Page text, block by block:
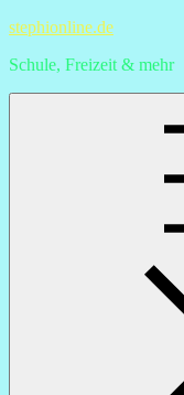
Skip
content
stephionline.de
Schule, Freizeit & mehr